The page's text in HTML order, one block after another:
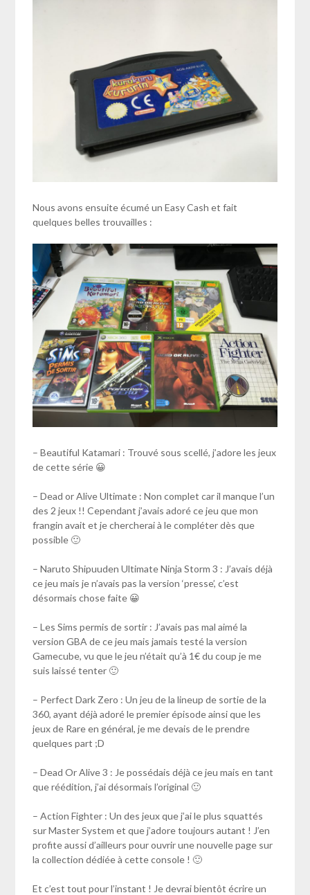
Nous avons ensuite écumé un Easy Cash et fait
quelques belles trouvailles :
– Beautiful Katamari : Trouvé sous scellé, j’adore les jeux
de cette série 😀
– Dead or Alive Ultimate : Non complet car il manque l’un
des 2 jeux !! Cependant j’avais adoré ce jeu que mon
frangin avait et je chercherai à le compléter dès que
possible 🙂
– Naruto Shipuuden Ultimate Ninja Storm 3 : J’avais déjà
ce jeu mais je n’avais pas la version ‘presse’, c’est
désormais chose faite 😀
– Les Sims permis de sortir : J’avais pas mal aimé la
version GBA de ce jeu mais jamais testé la version
Gamecube, vu que le jeu n’était qu’à 1€ du coup je me
suis laissé tenter 🙂
– Perfect Dark Zero : Un jeu de la lineup de sortie de la
360, ayant déjà adoré le premier épisode ainsi que les
jeux de Rare en général, je me devais de le prendre
quelques part ;D
– Dead Or Alive 3 : Je possédais déjà ce jeu mais en tant
que réédition, j’ai désormais l’original 🙂
– Action Fighter : Un des jeux que j’ai le plus squattés
sur Master System et que j’adore toujours autant ! J’en
profite aussi d’ailleurs pour ouvrir une nouvelle page sur
la collection dédiée à cette console ! 🙂
Et c’est tout pour l’instant ! Je devrai bientôt écrire un